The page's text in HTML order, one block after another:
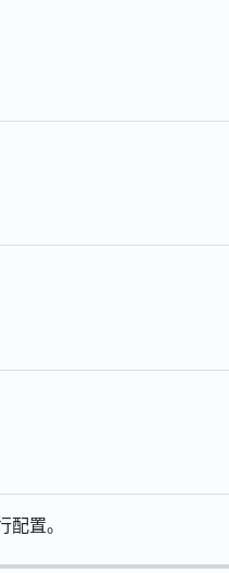
配置。